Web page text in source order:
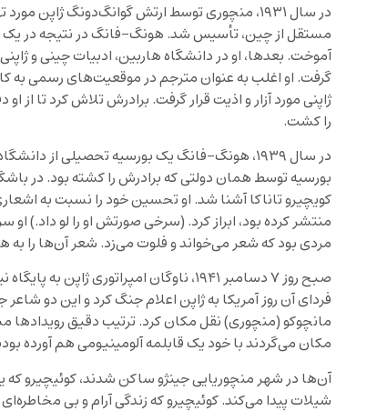
در سال ۱۹۳۱، منچوری توسط ارتش گوانگ‌دونگ
مستقل از چین، تأسیس شد. هونگ-فانگ در نتیجه در یک
آموخت. بعدها، او در دانشگاه هاربین، ادبیات چینی و
گرفت. او اغلب به عنوان مترجم در موقعیت‌های رسمی به
ژاپنی مورد آزار و اذیت قرار گرفت. برادرش تلاش کرد تا از
را کشت.
در سال ۱۹۳۹، هونگ-فانگ یک بورسیه تحصیلی از
بورسیه توسط همان دولتی که برادرش را کشته بود. در
کویچیرو تاناکا آشنا شد. او تحسین خود را نسبت به
منتشر کرده بود، ابراز کرد. (سرخی صورتش او را لو داد.)
مردی بود که شعر می‌خواند و فلوت می‌زد. شعر آن‌ها را به
صبح روز ۷ دسامبر ۱۹۴۱، ناوگان امپراتوری
فردای آن روز آمریکا به ژاپن اعلام جنگ کرد و این دو
مانچوکو (منچوری) نقل مکان کرد. ترتیب دقیق
مکان می‌گردند با خود یک قابلمه آلومینیومی هم آورده
آن‌ها در شهر منچوریایی جینژو ساکن شدند،
شیلات پیدا می‌کند. کوئیچیرو که زندگی آرام و بی